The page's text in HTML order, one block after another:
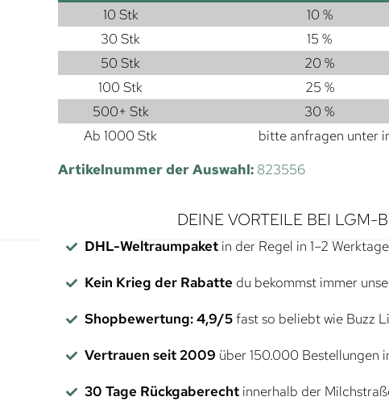
10 Stk
10 %
30 Stk
15 %
50 Stk
20 %
100 Stk
25 %
500+ Stk
30 %
Ab 1000 Stk
bitte anfragen unter
Artikelnummer der Auswahl: 823556
DEINE VORTEILE BEI LGM-
DHL-Weltraumpaketin der Regel in 1–2
Kein Krieg der Rabatte du bekommst immer
Shopbewertung: 4,9/5fast so beliebt wie Buzz
Vertrauen seit 2009 über 150.000 Bestellungen
30 Tage Rückgaberechtinnerhalb der